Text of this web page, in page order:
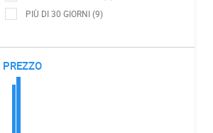
PIÙ DI 30 GIORNI (9)
PREZZO